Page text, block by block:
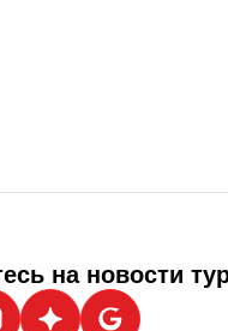
на новости